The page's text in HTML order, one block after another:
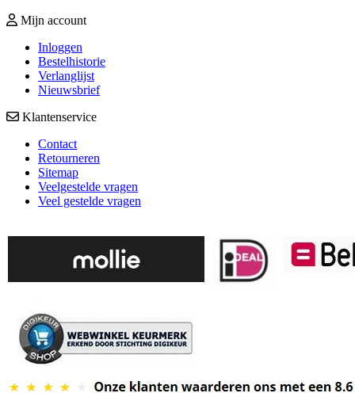
Mijn account
Inloggen
Bestelhistorie
Verlanglijst
Nieuwsbrief
Klantenservice
Contact
Retourneren
Sitemap
Veelgestelde vragen
Veel gestelde vragen